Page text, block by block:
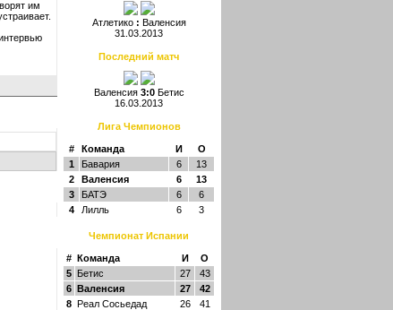
им
Атлетико: Валенсия
31.03.2013
Последний матч
Валенсия3:0 Бетис
16.03.2013
Лига Чемпионов
# Команда И
О
1
Бавария 6
13
2
Валенсия 6
13
3
БАТЭ 6
6
4
Лилль 6 3
Чемпионат Испании
# Команда И
О
5 Бетис 27
43
6 Валенсия 27
42
8 Реал Сосьедад 26
41